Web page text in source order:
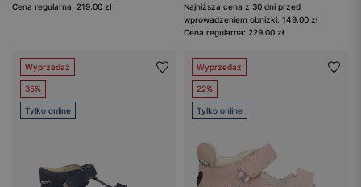
Cena regularna: 219.00 zł
Najniższa cena z 30 dni przed
wprowadzeniem obniżki: 149.00 zł
Cena regularna: 229.00 zł
Wyprzedaż
35%
Tylko online
Wyprzedaż
22%
Tylko online